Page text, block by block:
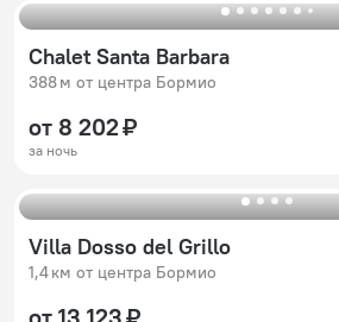
Chalet Santa Barbara
388 м от центра Бормио
от 8 202 ₽
за ночь
Villa Dosso del Grillo
1,4 км от центра Бормио